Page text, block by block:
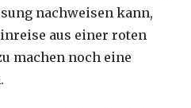
nachweisen kann,
aus einer roten
machen noch eine